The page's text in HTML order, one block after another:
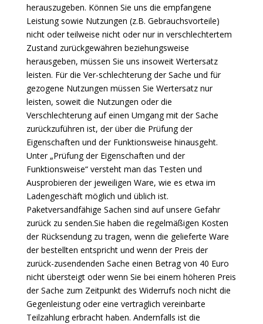
herauszugeben. Können Sie uns die empfangene
Leistung sowie Nutzungen (z.B. Gebrauchsvorteile)
nicht oder teilweise nicht oder nur in verschlechtertem
Zustand zurückgewähren beziehungsweise
herausgeben, müssen Sie uns insoweit Wertersatz
leisten. Für die Ver-schlechterung der Sache und für
gezogene Nutzungen müssen Sie Wertersatz nur
leisten, soweit die Nutzungen oder die
Verschlechterung auf einen Umgang mit der Sache
zurückzuführen ist, der über die Prüfung der
Eigenschaften und der Funktionsweise hinausgeht.
Unter „Prüfung der Eigenschaften und der
Funktionsweise“ versteht man das Testen und
Ausprobieren der jeweiligen Ware, wie es etwa im
Ladengeschäft möglich und üblich ist.
Paketversandfähige Sachen sind auf unsere Gefahr
zurück zu senden.Sie haben die regelmäßigen Kosten
der Rücksendung zu tragen, wenn die gelieferte Ware
der bestellten entspricht und wenn der Preis der
zurück-zusendenden Sache einen Betrag von 40 Euro
nicht übersteigt oder wenn Sie bei einem höheren Preis
der Sache zum Zeitpunkt des Widerrufs noch nicht die
Gegenleistung oder eine vertraglich vereinbarte
Teilzahlung erbracht haben. Andernfalls ist die